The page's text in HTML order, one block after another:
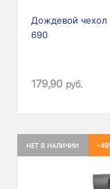
Дождевой чехол
690
179,90 руб.
НЕТ В НАЛИЧИИ -